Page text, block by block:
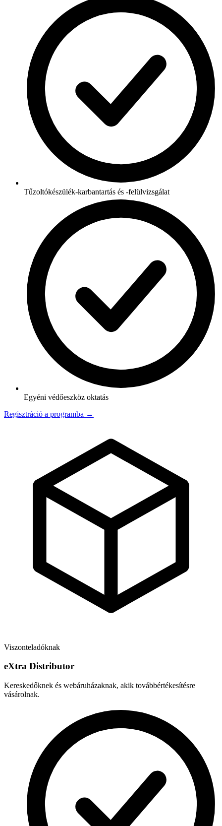
Tűzoltókészülék-karbantartás és -felülvizsgálat
Egyéni védőeszköz oktatás
Regisztráció a programba →
Viszonteladóknak
eXtra Distributor
Kereskedőknek és webáruházaknak, akik továbbértékesítésre
vásárolnak.